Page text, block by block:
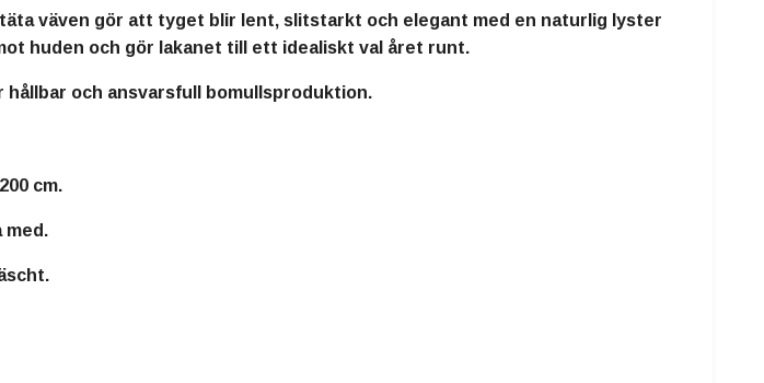
täta väven gör att tyget blir lent, slitstarkt och elegant med en naturlig lyster
huden och gör lakanet till ett idealiskt val året runt.
hållbar och ansvarsfull bomullsproduktion.
cm.
med.